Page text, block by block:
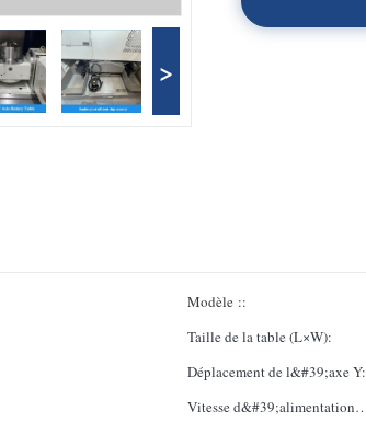
>
Modèle ::
Taille de la table (L×W):
Déplacement de l&#39;axe Y:
Vitesse d&#39;alimentation